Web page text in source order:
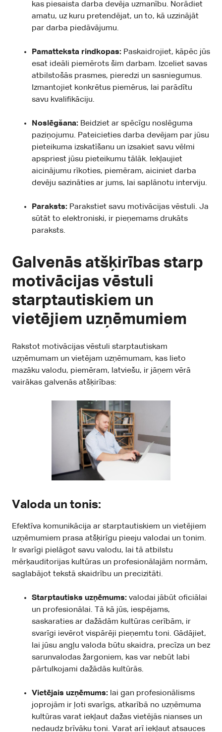
kas piesaista darba devēja uzmanību. Norādiet
amatu, uz kuru pretendējat, un to, kā uzzinājāt
par darba piedāvājumu.
Pamatteksta rindkopas: Paskaidrojiet, kāpēc jūs
esat ideāli piemērots šim darbam. Izceliet savas
atbilstošās prasmes, pieredzi un sasniegumus.
Izmantojiet konkrētus piemērus, lai parādītu
savu kvalifikāciju.
Noslēgšana: Beidziet ar spēcīgu noslēguma
paziņojumu. Pateicieties darba devējam par jūsu
pieteikuma izskatīšanu un izsakiet savu vēlmi
apspriest jūsu pieteikumu tālāk. Iekļaujiet
aicinājumu rīkoties, piemēram, aiciniet darba
devēju sazināties ar jums, lai saplānotu interviju.
Paraksts: Parakstiet savu motivācijas vēstuli. Ja
sūtāt to elektroniski, ir pieņemams drukāts
paraksts.
Galvenās atšķirības starp
motivācijas vēstuli
starptautiskiem un
vietējiem uzņēmumiem
Rakstot motivācijas vēstuli starptautiskam
uzņēmumam un vietējam uzņēmumam, kas lieto
mazāku valodu, piemēram, latviešu, ir jāņem vērā
vairākas galvenās atšķirības:
Valoda un tonis:
Efektīva komunikācija ar starptautiskiem un vietējiem
uzņēmumiem prasa atšķirīgu pieeju valodai un tonim.
Ir svarīgi pielāgot savu valodu, lai tā atbilstu
mērķauditorijas kultūras un profesionālajām normām,
saglabājot tekstā skaidrību un precizitāti.
Starptautisks uzņēmums: valodai jābūt oficiālai
un profesionālai. Tā kā jūs, iespējams,
saskaraties ar dažādām kultūras cerībām, ir
svarīgi ievērot vispārēji pieņemtu toni. Gādājiet,
lai jūsu angļu valoda būtu skaidra, precīza un bez
sarunvalodas žargoniem, kas var nebūt labi
pārtulkojami dažādās kultūrās.
Vietējais uzņēmums: lai gan profesionālisms
joprojām ir ļoti svarīgs, atkarībā no uzņēmuma
kultūras varat iekļaut dažas vietējās nianses un
nedaudz brīvāku toni. Varat arī iekļaut atsauces